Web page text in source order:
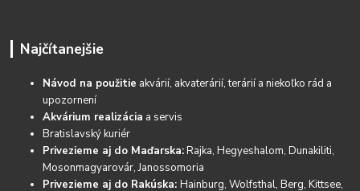
Najčítanejšie
Návod na použitie akvárií, akvaterárií, terárií a niekoľko rád a
upozornení
Akvárium realizácia a servis
Bratislavský kuriér
Privezieme aj do Maďarska:Rajka, Hegyeshalom, Dunakiliti,
Mosonmagyarovár, Janossomoria
Privezieme aj do Rakúska:Hainburg, Wolfsthal, Berg, Kittsee,